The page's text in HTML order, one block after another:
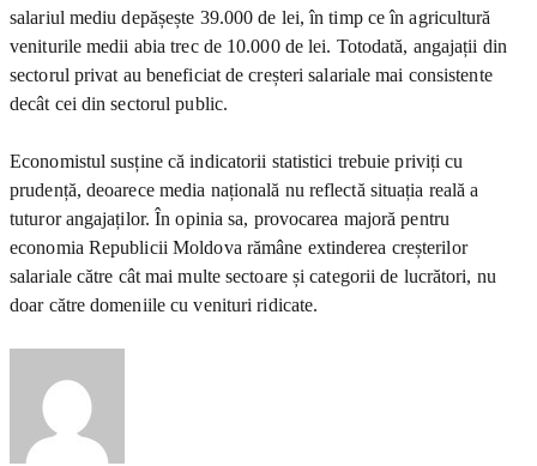
salariul mediu depășește 39.000 de lei, în timp ce în agricultură
veniturile medii abia trec de 10.000 de lei. Totodată, angajații din
sectorul privat au beneficiat de creșteri salariale mai consistente
decât cei din sectorul public.
Economistul susține că indicatorii statistici trebuie priviți cu
prudență, deoarece media națională nu reflectă situația reală a
tuturor angajaților. În opinia sa, provocarea majoră pentru
economia Republicii Moldova rămâne extinderea creșterilor
salariale către cât mai multe sectoare și categorii de lucrători, nu
doar către domeniile cu venituri ridicate.